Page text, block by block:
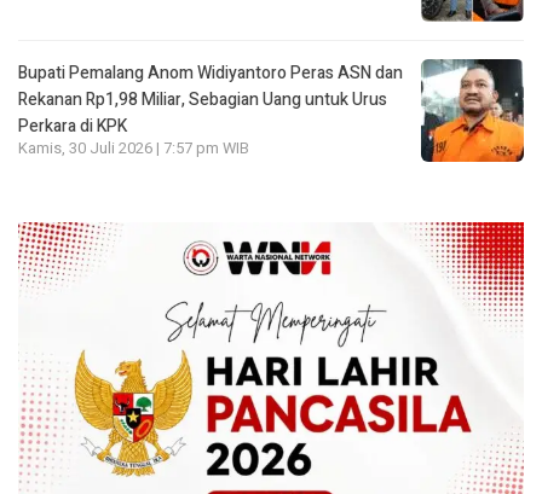
Bupati Pemalang Anom Widiyantoro Peras ASN dan
Rekanan Rp1,98 Miliar, Sebagian Uang untuk Urus
Perkara di KPK
Kamis, 30 Juli 2026 | 7:57 pm WIB